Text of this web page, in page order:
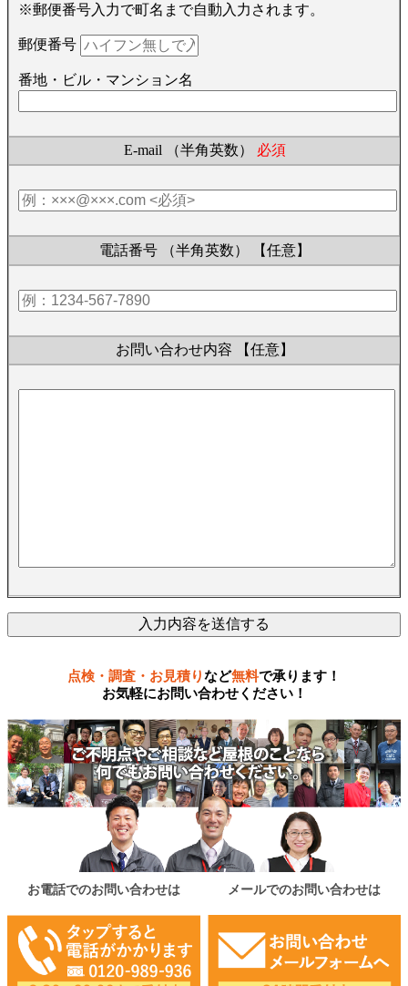
※郵便番号入力で町名まで自動入力されます。
郵便番号
番地・ビル・マンション名
E-mail （半角英数） 必須
電話番号 （半角英数） 【任意】
お問い合わせ内容 【任意】
点検・調査・お見積りなど無料で承ります！
お気軽にお問い合わせください！
お電話でのお問い合わせは メールでのお問い合わせは